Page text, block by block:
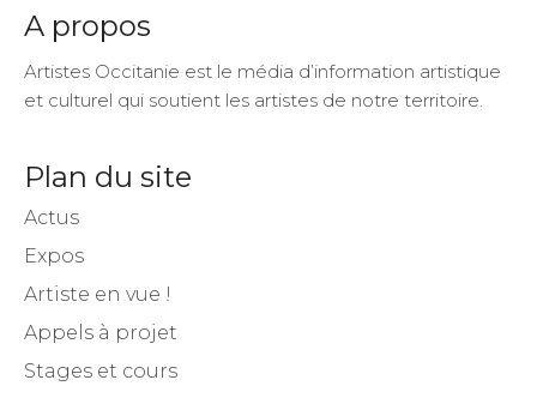
A propos
Artistes Occitanie est le média d’information artistique
et culturel qui soutient les artistes de notre territoire.
Plan du site
Actus
Expos
Artiste en vue !
Appels à projet
Stages et cours